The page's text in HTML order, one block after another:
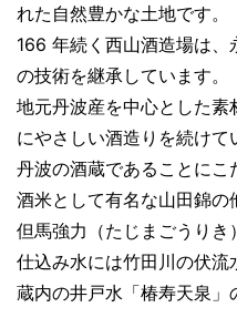
れた自然豊かな土地です。
166 年続く西山酒造場は、
の技術を継承しています。
地元丹波産を中心とした素
にやさしい酒造りを続けて
丹波の酒蔵であることに
酒米として有名な山田錦の
但馬強力（たじまごうりき
仕込み水には竹田川の伏
蔵内の井戸水「椿寿天泉」